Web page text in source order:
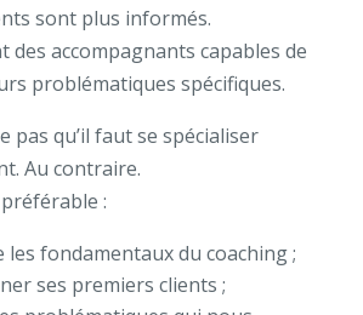
sont plus informés.
des accompagnants capables de
problématiques spécifiques.
pas qu’il faut se spécialiser
Au contraire.
:
les fondamentaux du coaching ;
ses premiers clients ;